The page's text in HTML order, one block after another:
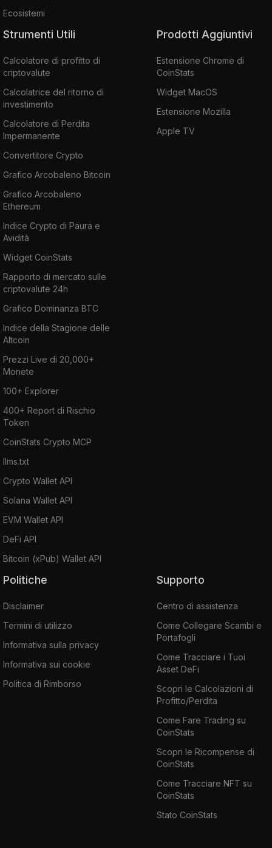
Ecosistemi
Strumenti Utili
Calcolatore di profitto di
criptovalute
Calcolatrice del ritorno di
investimento
Calcolatore di Perdita
Impermanente
Convertitore Crypto
Grafico Arcobaleno Bitcoin
Grafico Arcobaleno
Ethereum
Indice Crypto di Paura e
Avidità
Widget CoinStats
Rapporto di mercato sulle
criptovalute 24h
Grafico Dominanza BTC
Indice della Stagione delle
Altcoin
Prezzi Live di 20,000+
Monete
100+ Explorer
400+ Report di Rischio
Token
CoinStats Crypto MCP
llms.txt
Crypto Wallet API
Solana Wallet API
EVM Wallet API
DeFi API
Bitcoin (xPub) Wallet API
Prodotti Aggiuntivi
Estensione Chrome di
CoinStats
Widget MacOS
Estensione Mozilla
Apple TV
Politiche
Disclaimer
Termini di utilizzo
Informativa sulla privacy
Informativa sui cookie
Politica di Rimborso
Supporto
Centro di assistenza
Come Collegare Scambi e
Portafogli
Come Tracciare i Tuoi
Asset DeFi
Scopri le Calcolazioni di
Profitto/Perdita
Come Fare Trading su
CoinStats
Scopri le Ricompense di
CoinStats
Come Tracciare NFT su
CoinStats
Stato CoinStats